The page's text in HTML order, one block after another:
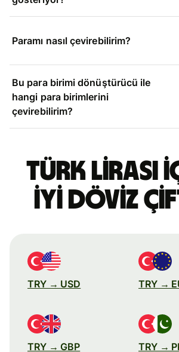
Paramı nasıl çevirebilirim?
Bu para birimi dönüştürücü ile
hangi para birimlerini
çevirebilirim?
Türk lirası
iyi döviz
TRY → USD TRY →
TRY → GBP TRY →